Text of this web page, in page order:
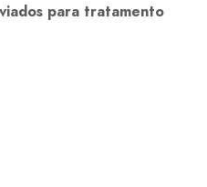
para tratamento